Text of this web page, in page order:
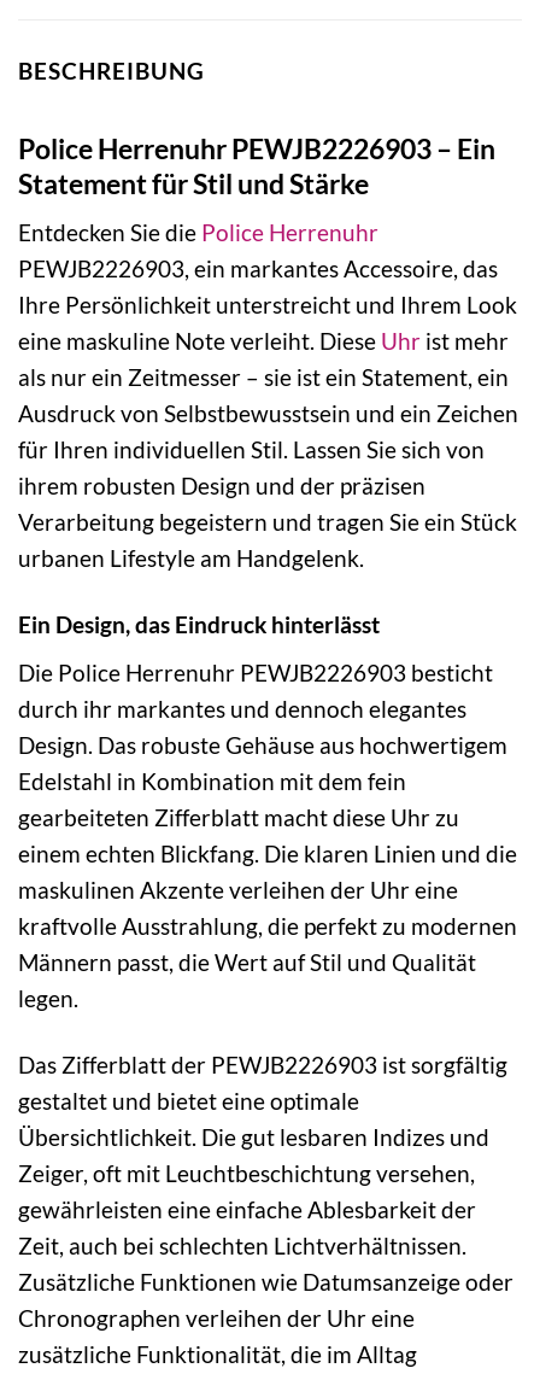
BESCHREIBUNG
Police Herrenuhr PEWJB2226903 – Ein
Statement für Stil und Stärke
Entdecken Sie die Police Herrenuhr
PEWJB2226903, ein markantes Accessoire, das
Ihre Persönlichkeit unterstreicht und Ihrem Look
eine maskuline Note verleiht. Diese Uhr ist mehr
als nur ein Zeitmesser – sie ist ein Statement, ein
Ausdruck von Selbstbewusstsein und ein Zeichen
für Ihren individuellen Stil. Lassen Sie sich von
ihrem robusten Design und der präzisen
Verarbeitung begeistern und tragen Sie ein Stück
urbanen Lifestyle am Handgelenk.
Ein Design, das Eindruck hinterlässt
Die Police Herrenuhr PEWJB2226903 besticht
durch ihr markantes und dennoch elegantes
Design. Das robuste Gehäuse aus hochwertigem
Edelstahl in Kombination mit dem fein
gearbeiteten Zifferblatt macht diese Uhr zu
einem echten Blickfang. Die klaren Linien und die
maskulinen Akzente verleihen der Uhr eine
kraftvolle Ausstrahlung, die perfekt zu modernen
Männern passt, die Wert auf Stil und Qualität
legen.
Das Zifferblatt der PEWJB2226903 ist sorgfältig
gestaltet und bietet eine optimale
Übersichtlichkeit. Die gut lesbaren Indizes und
Zeiger, oft mit Leuchtbeschichtung versehen,
gewährleisten eine einfache Ablesbarkeit der
Zeit, auch bei schlechten Lichtverhältnissen.
Zusätzliche Funktionen wie Datumsanzeige oder
Chronographen verleihen der Uhr eine
zusätzliche Funktionalität, die im Alltag